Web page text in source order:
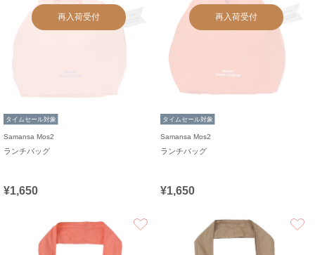
再入荷受付
タイムセール対象
Samansa Mos2
ランチバッグ
¥1,650
再入荷受付
タイムセール対象
Samansa Mos2
ランチバッグ
¥1,650